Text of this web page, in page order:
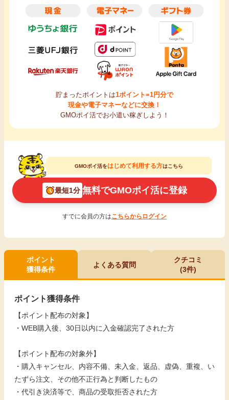
貯まったポイントは1ポイント=1円分で
現金や電子マネーなどに交換！
GMOポイ活でお小遣い稼ぎしよう！
GMOポイ活をはじめて利用する方はこちら
最短1分 無料でGMOポイ活に登録
すでに会員の方はこちらからログイン
ポイント
獲得条件
よくある質問
クチコミ
(3件)
ポイント獲得条件
【ポイント配布の対象】
・WEB購入後、30日以内に入金確認完了された方
【ポイント配布の対象外】
・購入キャンセル、内容不備、未入金、返品、虚偽、重複、い
たずら注文、その他不正行為と判断したもの
・代引き決済等で、商品の受取拒否された方